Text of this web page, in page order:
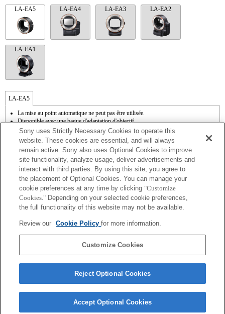
LA-EA5 LA-EA4 LA-EA3 LA-EA2
LA-EA1
LA-EA5
La mise au point automatique ne peut pas être utilisée.
Disponible avec une bague d'adaptation d'objectif.
Le mode SteadyShot n'est pas pris en charge.
Le son de fonctionnement du diaphragme est enregistré à l'aide du microphone
La fonction Photo Creativity [Créativité photo] n'est pas opérationnelle.
Outside the A (Aperture priority), S (Shutter priority), and M (Manual) modes, the
shutter speed and the aperture can not be adjusted during the movie recording.
La fonction [Comp. objectif ] (Compensation de l'objectif) n'est pas opérationnelle.
En fonction des conditions de prise de vue, il se peut que la luminosité de l'image ne
soit pas uniforme. Réglez la fonction [Obturat. à rideaux avant] sur [Off].
La fonction " Mise au point automatique à détection de phase " n'est pas
opérationnelle.
au point manuelle ne fonctionne pas automatiquement lorsque vous tournez la bague
de mise au point. Vous pouvez agrandir l'image en sélectionnant la fonction [Loupe
mise pt] ou [Aide MF] sur n'importe quelle touche de "Réglag. touche perso".
Sony uses Strictly Necessary Cookies to operate this
website. These cookies are essential, and will always
remain active. Sony also uses Optional Cookies to improve
site functionality, analyze usage, deliver advertisements and
interact with third parties. By using this site, you agree to
the placement of Optional Cookies. You can manage your
cookie preferences at any time by clicking "Customize
Cookies." Depending on your selected cookie preferences,
the full functionality of this website may not be available.
Review our Cookie Policyfor more information.
Customize Cookies
Reject Optional Cookies
Accept Optional Cookies